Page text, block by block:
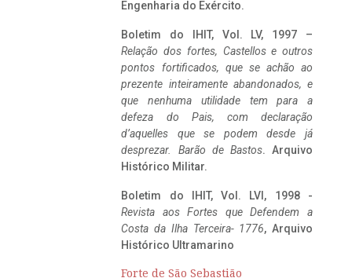
Engenharia do Exército.
Boletim do IHIT, Vol. LV, 1997 –
Relação dos fortes, Castellos e outros
pontos fortificados, que se achão ao
prezente inteiramente abandonados, e
que nenhuma utilidade tem para a
defeza do Pais, com declaração
d’aquelles que se podem desde já
desprezar. Barão de Bastos. Arquivo
Histórico Militar.
Boletim do IHIT, Vol. LVI, 1998 -
Revista aos Fortes que Defendem a
Costa da Ilha Terceira- 1776, Arquivo
Histórico Ultramarino
Forte de São Sebastião